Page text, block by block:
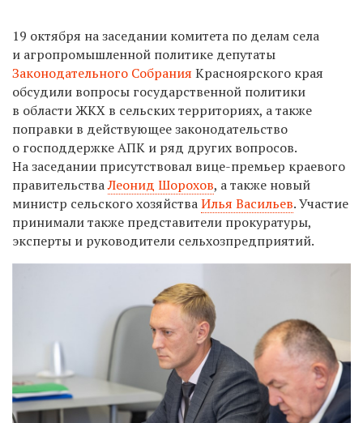
19 октября на заседании комитета по делам села
и агропромышленной политике депутаты
Законодательного Собрания Красноярского края
обсудили вопросы государственной политики
в области ЖКХ в сельских территориях, а также
поправки в действующее законодательство
о господдержке АПК и ряд других вопросов.
На заседании присутствовал вице-премьер краевого
правительстваЛеонид Шорохов, а также новый
министр сельского хозяйстваИлья Васильев. Участие
принимали также представители прокуратуры,
эксперты и руководители сельхозпредприятий.